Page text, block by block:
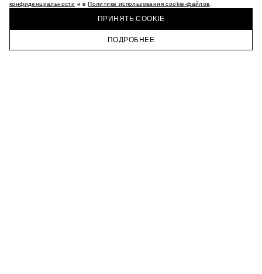
конфиденциальности и вПолитике использования cookie-файлов
ПРИНЯТЬ COOKIE
ПОДРОБНЕЕ
ГЛАВНАЯ КАТАЛОГ КОРЗИНА ПРОФИЛЬ
КАРЬЕРА
ТЕЛЕГРАМ
ПОДПИСАТЬСЯ НА НОВОСТИ
КУПИТЬ + ПОЛУЧИТЬ В МАГАЗИНЕ MAAG